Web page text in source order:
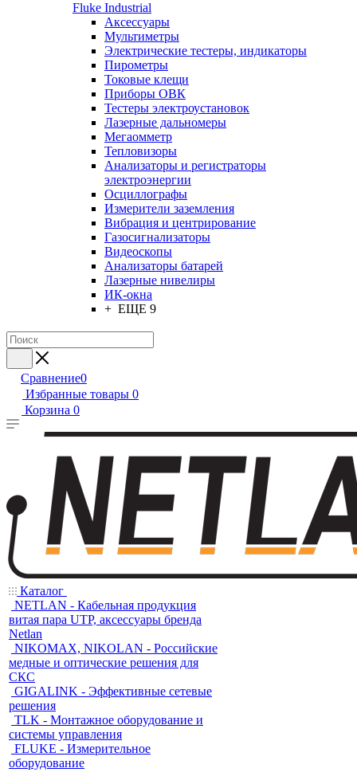
Fluke Industrial
Аксессуары
Мультиметры
Электрические тестеры, индикаторы
Пирометры
Токовые клещи
Приборы ОВК
Тестеры электроустановок
Лазерные дальномеры
Мегаомметр
Тепловизоры
Анализаторы и регистраторы
электроэнергии
Осциллографы
Измерители заземления
Вибрация и центрирование
Газосигнализаторы
Видеоскопы
Анализаторы батарей
Лазерные нивелиры
ИК-окна
+ ЕЩЕ 9
Сравнение0
Избранные товары 0
Корзина 0
Каталог
NETLAN - Кабельная продукция
витая пара UTP, аксессуары бренда
Netlan
NIKOMAX, NIKOLAN - Российские
медные и оптические решения для
СКС
GIGALINK - Эффективные сетевые
решения
TLK - Монтажное оборудование и
системы управления
FLUKE - Измерительное
оборудование